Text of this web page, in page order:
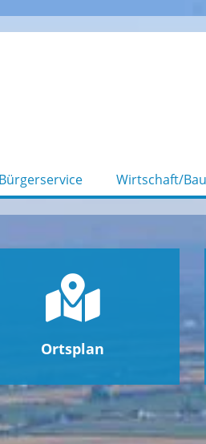
Bürgerservice Wirtschaft/
Ortsplan